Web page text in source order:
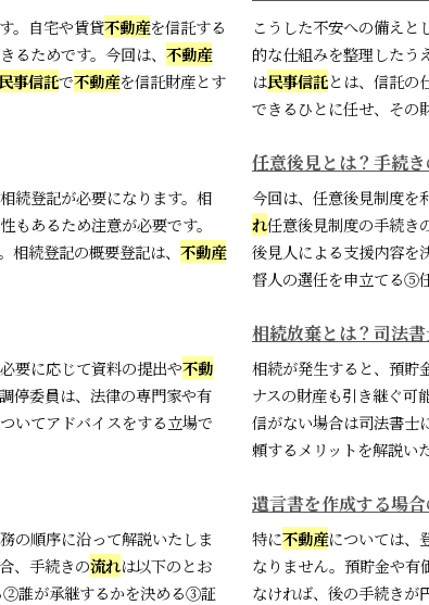
。自宅や賃貸不動産を信託する
るためです。今回は、 不動産
民事信託で不動産を信託財産とす
こうした不安への備えと
的な仕組みを整理したう
は民事信託とは、信託の
できるひとに任せ、その
続登記が必要になります。相
あるため注意が必要です。
続登記の概要登記は、 不動産
任意後見とは？手続
今回は、任意後見制度を
れ任意後見制度の手続き
後見人による支援内容
督人の選任を申立てる⑤
要に応じて資料の提出や不動
停委員は、法律の専門家や有
いてアドバイスをする立場で
相続放棄とは？司法
相続が発生すると、預貯
ナスの財産も引き継ぐ可
信がない場合は司法書士
頼するメリットを解説い
の順序に沿って解説いたしま
、手続きの流れは以下のとお
②誰が承継するかを決める③証
遺言書を作成する場
特に不動産については、
なりません。預貯金や有
なければ、後の手続きが